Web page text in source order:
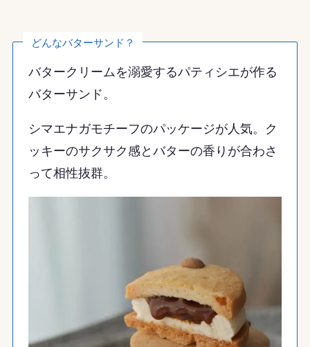
どんなバターサンド？
バタークリームを溺愛するパティシエが作る
バターサンド。
シマエナガモチーフのパッケージが人気。ク
ッキーのサクサク感とバターの香りが合わさ
って相性抜群。